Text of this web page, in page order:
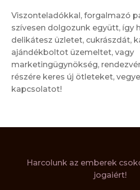
Viszonteladókkal, forgalmazó
szívesen dolgozunk együtt, így
delikátesz üzletet, cukrászdát,
ajándékboltot üzemeltet, vagy
marketingügynökség,
részére keres új ötleteket,
kapcsolatot!
Harcolunk az emberek
jogaiért!